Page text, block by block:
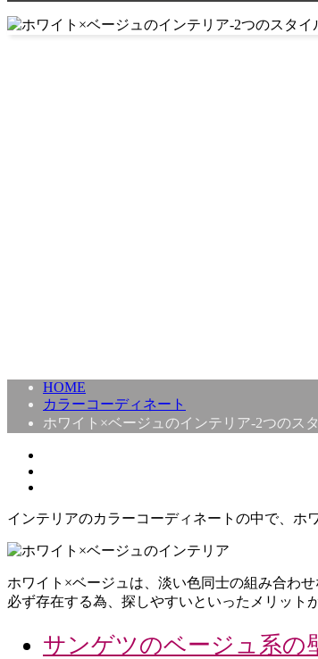
HOME
カラーコーディネート
ホワイト×ベージュのインテリア-2つのス
インテリアのカラーコーディネートの中で、ホ
ホワイト×ベージュは、淡い色同士の組み合わ
必ず存在する為、探しやすいといったメリット
サンゲツのベージュ系の